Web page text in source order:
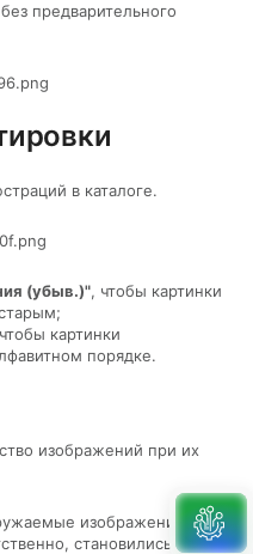
предварительного
в каталоге.
(убыв.)", чтобы картинки
картинки
порядке.
изображений при их
изображения
становились легче